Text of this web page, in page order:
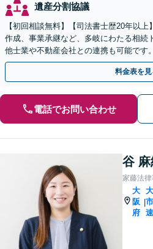
遺産分割協議
【初回相談無料】【司法書士歴20年以
作成、事業承継など、多岐にわたる相続
他士業や不動産会社との連携も可能です
相談ください。【電話相談可】【夜間・
料金表を見
電話でお問い合わせ
谷
家藤法
大
阪
府
|